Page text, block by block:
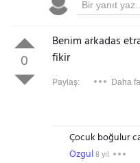
0
Benim arkadas
fikir
Paylaş: Daha
Çocuk boğulur
Ozgul8 yıl